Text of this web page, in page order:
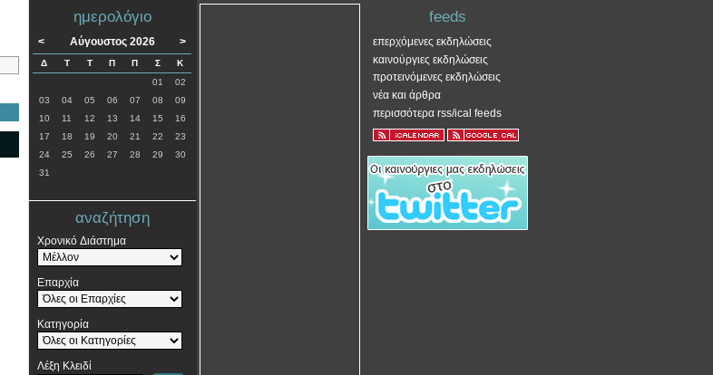
ημερολόγιο
< Αύγουστος 2026 >
Δ Τ Τ Π Π Σ
Κ
01
02
03
04 05 06 07 08
09
10
11 12 13 14 15
16
17
18 19 20 21 22
23
24
25 26 27 28 29
30
31
αναζήτηση
Χρονικό Διάστημα
Επαρχία
Κατηγορία
Λέξη Κλειδί
feeds
επερχόμενες εκδηλώσεις
καινούργιες εκδηλώσεις
προτεινόμενες εκδηλώσεις
νέα και άρθρα
περισσότερα rss/ical feeds